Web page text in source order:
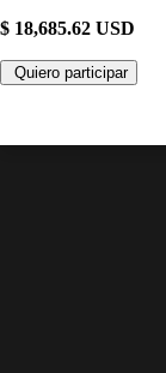
$ 18,685.62 USD
Quiero participar